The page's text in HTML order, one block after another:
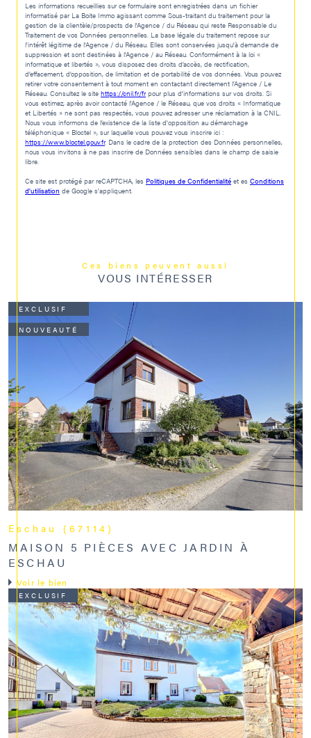
Les informations recueillies sur ce formulaire sont enregistrées dans un fichier
informatisé par La Boite Immo agissant comme Sous-traitant du traitement pour la
gestion de la clientèle/prospects de l'Agence / du Réseau qui reste Responsable du
Traitement de vos Données personnelles. La base légale du traitement repose sur
l'intérêt légitime de l'Agence / du Réseau. Elles sont conservées jusqu'à demande de
suppression et sont destinées à l'Agence / au Réseau. Conformément à la loi «
informatique et libertés », vous disposez des droits d’accès, de rectification,
d’effacement, d’opposition, de limitation et de portabilité de vos données. Vous pouvez
retirer votre consentement à tout moment en contactant directement l’Agence / Le
Réseau. Consultez le site https://cnil.fr/frpour plus d’informations sur vos droits. Si
vous estimez, après avoir contacté l'Agence / le Réseau, que vos droits « Informatique
et Libertés » ne sont pas respectés, vous pouvez adresser une réclamation à la CNIL.
Nous vous informons de l’existence de la liste d'opposition au démarchage
téléphonique « Bloctel », sur laquelle vous pouvez vous inscrire ici :
https://www.bloctel.gouv.fr. Dans le cadre de la protection des Données personnelles,
nous vous invitons à ne pas inscrire de Données sensibles dans le champ de saisie
libre.
Ce site est protégé par reCAPTCHA, les Politiques de Confidentialité et es Conditions
d'utilisation de Google s'appliquent.
Ces biens peuvent aussi
VOUS INTÉRESSER
EXCLUSIF
NOUVEAUTÉ
Eschau (67114)
MAISON 5 PIÈCES AVEC JARDIN À
ESCHAU
Voir le bien
EXCLUSIF